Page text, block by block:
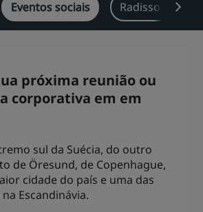
Park Inn by Radisson
Country Inn & Suites
China
Jin Jiang
Eventos sociais Radisson
próxima reunião ou
corporativa em em
sul da Suécia, do outro
de Öresund, de Copenhague,
cidade do país e uma das
Escandinávia.